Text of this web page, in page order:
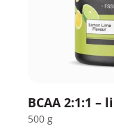
BCAA 2:1:1
500 g